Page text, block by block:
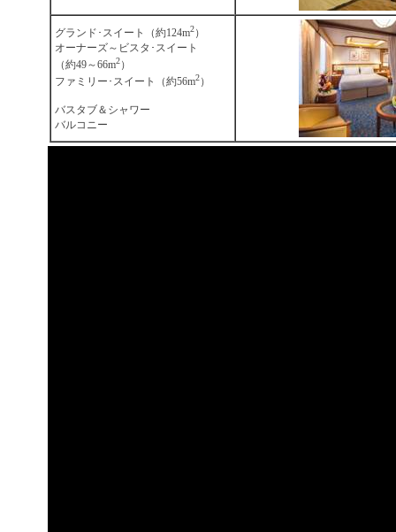
グランド･スイート（約124m2）
オーナーズ～ビスタ･スイート
（約49～66m2）
ファミリー･スイート（約56m2）
バスタブ＆シャワー
バルコニー